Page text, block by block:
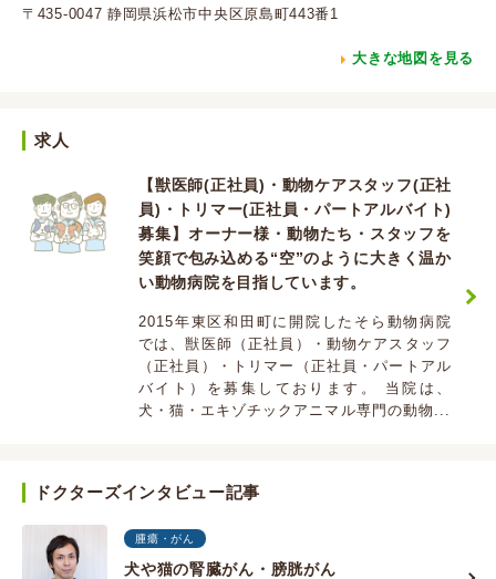
〒435-0047 静岡県浜松市中央区原島町443番1
大きな地図を見る
求人
【獣医師(正社員)・動物ケアスタッフ(正社
員)・トリマー(正社員・パートアルバイト)
募集】オーナー様・動物たち・スタッフを
笑顔で包み込める“空”のように大きく温か
い動物病院を目指しています。
2015年東区和田町に開院したそら動物病院
では、獣医師（正社員）・動物ケアスタッフ
（正社員）・トリマー（正社員・パートアル
バイト）を募集しております。 当院は、
犬・猫・エキゾチックアニマル専門の動物...
ドクターズインタビュー記事
腫瘍・がん
犬や猫の腎臓がん・膀胱がん